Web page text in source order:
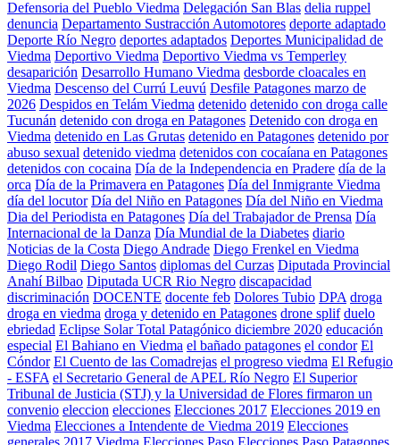
Defensoria del Pueblo Viedma Delegación San Blas delia ruppel
denuncia Departamento Sustracción Automotores deporte adaptado
Deporte Río Negro deportes adaptados Deportes Municipalidad de
Viedma Deportivo Viedma Deportivo Viedma vs Temperley
desaparición Desarrollo Humano Viedma desborde cloacales en
Viedma Descenso del Currú Leuvú Desfile Patagones marzo de
2026 Despidos en Telám Viedma detenido detenido con droga calle
Tucunán detenido con droga en Patagones Detenido con droga en
Viedma detenido en Las Grutas detenido en Patagones detenido por
abuso sexual detenido viedma detenidos con cocaíana en Patagones
detenidos con cocaina Día de la Independencia en Pradere día de la
orca Día de la Primavera en Patagones Día del Inmigrante Viedma
día del locutor Día del Niño en Patagones Día del Niño en Viedma
Dia del Periodista en Patagones Día del Trabajador de Prensa Día
Internacional de la Danza Día Mundial de la Diabetes diario
Noticias de la Costa Diego Andrade Diego Frenkel en Viedma
Diego Rodil Diego Santos diplomas del Curzas Diputada Provincial
Anahí Bilbao Diputada UCR Rio Negro discapacidad
discriminación DOCENTE docente feb Dolores Tubio DPA droga
droga en viedma droga y detenido en Patagones drone splif duelo
ebriedad Eclipse Solar Total Patagónico diciembre 2020 educación
especial El Bahiano en Viedma el bañado patagones el condor El
Cóndor El Cuento de las Comadrejas el progreso viedma El Refugio
- ESFA el Secretario General de APEL Río Negro El Superior
Tribunal de Justicia (STJ) y la Universidad de Flores firmaron un
convenio eleccion elecciones Elecciones 2017 Elecciones 2019 en
Viedma Elecciones a Intendente de Viedma 2019 Elecciones
generales 2017 Viedma Elecciones Paso Elecciones Paso Patagones